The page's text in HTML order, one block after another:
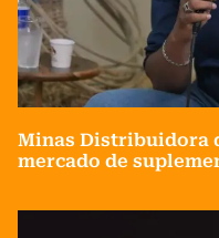
Minas Distribuidora
mercado de